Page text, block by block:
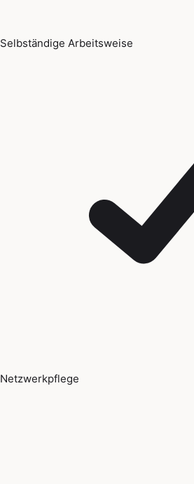
Selbständige Arbeitsweise
Netzwerkpflege